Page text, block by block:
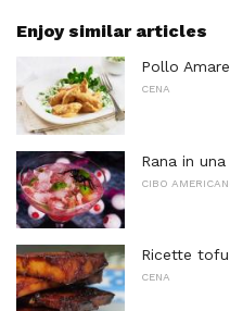
Enjoy similar articles
Pollo
CENA
Rana in
CIBO
Ricette
CENA